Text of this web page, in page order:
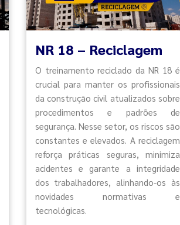
NR 18 – Reciclagem
O treinamento reciclado da NR 18 é
crucial para manter os profissionais
da construção civil atualizados sobre
procedimentos e padrões de
segurança. Nesse setor, os riscos são
constantes e elevados. A reciclagem
reforça práticas seguras, minimiza
acidentes e garante a integridade
dos trabalhadores, alinhando-os às
novidades normativas e
tecnológicas.